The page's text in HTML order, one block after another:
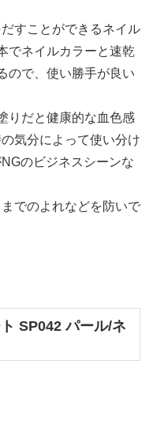
すことができるネイル
でネイルカラーと速乾
ので、使い勝手が良い
りだと健康的な血色感
気分によって使い分け
のビジネスシーンな
でのよれなどを防いで
SP042 パール/ネ